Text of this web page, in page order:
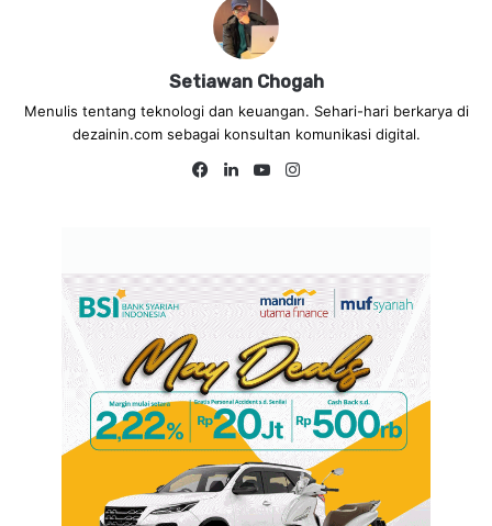
Setiawan Chogah
Menulis tentang teknologi dan keuangan. Sehari-hari berkarya di
dezainin.com sebagai konsultan komunikasi digital.
Fa
Lin
Yo